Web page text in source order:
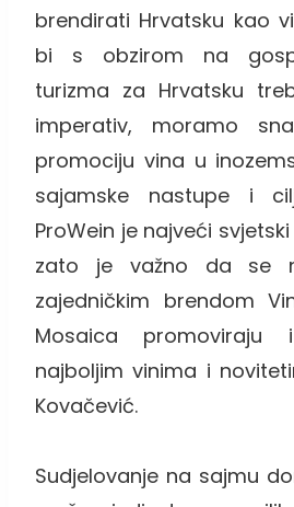
brendirati Hrvatsku kao
bi s obzirom na
turizma za Hrvatsku
imperativ, moramo
promociju vina u
sajamske nastupe i
ProWein je najveći
zato je važno da se
zajedničkim brendom
Mosaica
najboljim vinima i
Kovačević.
Sudjelovanje na sajmu